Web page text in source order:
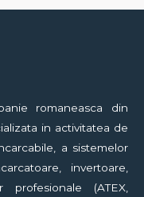
romaneasca din
in activitatea de
a sistemelor
invertoare,
profesionale (ATEX,